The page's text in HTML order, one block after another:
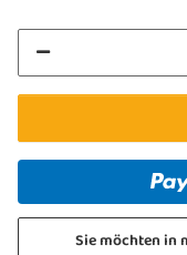
Sie möchten in